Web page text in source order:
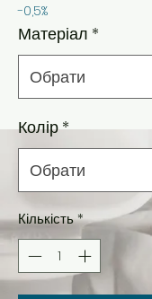
-0,5%
Матеріал *
Колір*
Кількість*